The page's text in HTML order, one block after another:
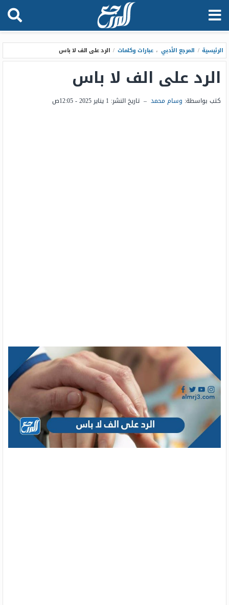
الرئيسية / المرجع الأدبي ، عبارات وكلمات / الرد على الف لا باس
الرد على الف لا باس
كتب بواسطة: وسام محمد – تاريخ النشر: 1 يناير 2025 - 12:05ص